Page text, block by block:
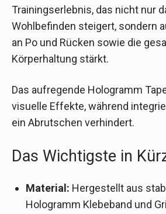
Trainingserlebnis, das nicht nur
Wohlbefinden steigert, sondern
an Po und Rücken sowie die
Körperhaltung stärkt.
Das aufregende Hologramm
visuelle Effekte, während
ein Abrutschen verhindert.
Das Wichtigste in
Material: Hergestellt aus
Hologramm Klebeband und